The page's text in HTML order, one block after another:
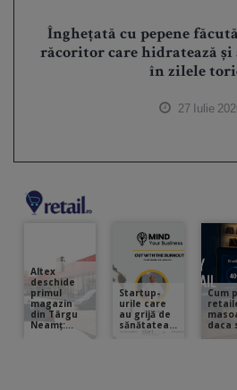
Înghețată cu pepene
răcoritor care hidratează și
în zilele
27 Iulie